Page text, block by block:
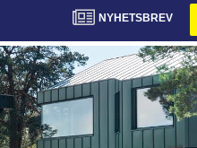
NYHETSBREV